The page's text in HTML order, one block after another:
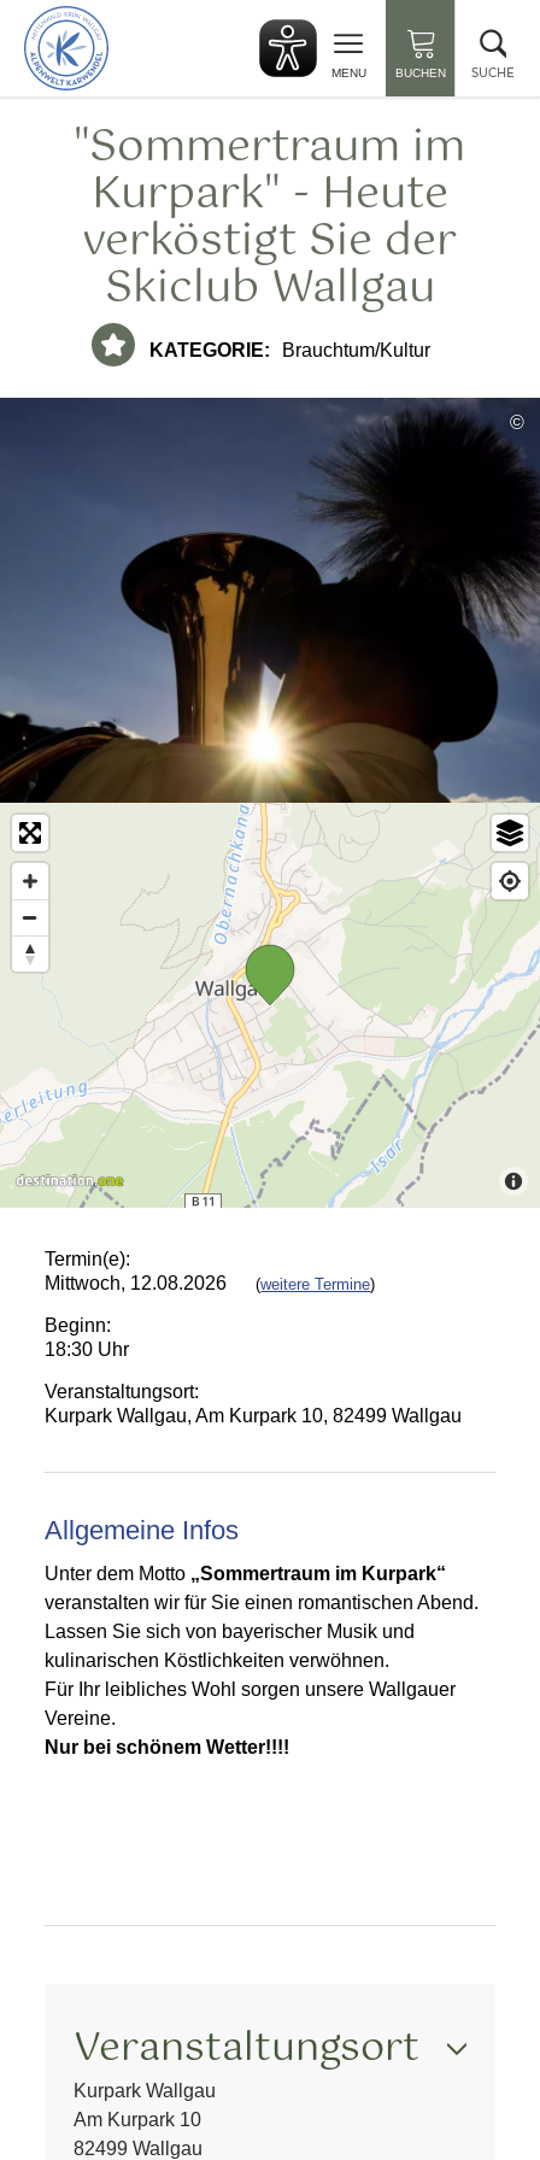
zurück
zur
Startseite
MENU BUCHEN SUCHE
"Sommertraum im
Kurpark" - Heute
verköstigt Sie der
Skiclub Wallgau
KATEGORIE: Brauchtum/Kultur
©
Termin(e):
Mittwoch, 12.08.2026
(weitere Termine)
Beginn:
18:30 Uhr
Veranstaltungsort:
Kurpark Wallgau, Am Kurpark 10, 82499 Wallgau
Allgemeine Infos
Unter dem Motto „Sommertraum im Kurpark“
veranstalten wir für Sie einen romantischen Abend.
Lassen Sie sich von bayerischer Musik und
kulinarischen Köstlichkeiten verwöhnen.
Für Ihr leibliches Wohl sorgen unsere Wallgauer
Vereine.
Nur bei schönem Wetter!!!!
Veranstaltungsort
Kurpark Wallgau
Am Kurpark 10
82499 Wallgau